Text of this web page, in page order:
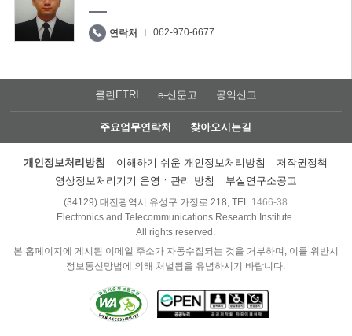
연락처 062-970-6677
클린ETRI e-신문고 공익신고
주요업무연락처 찾아오시는길
개인정보처리방침 이해하기 쉬운 개인정보처리방침
저작권정책
영상정보처리기기 운영ㆍ관리 방침
부설연구소공고
(34129) 대전광역시 유성구 가정로 218, TEL 1466-38
Electronics and Telecommunications Research Institute.
All rights reserved.
본 홈페이지에 게시된 이메일 주소가 자동수집되는 것을 거부하며, 이를 위반시
정보통신망법에 의해 처벌됨을 유념하시기 바랍니다.